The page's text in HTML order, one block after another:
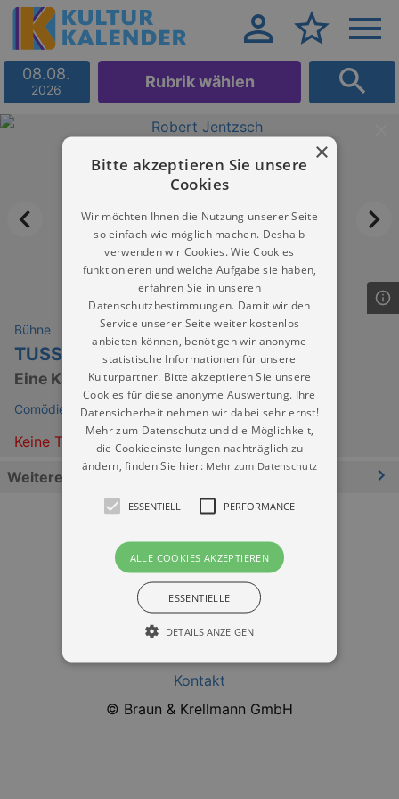
08.08.
2026 Rubrik wählen
Bühne
TUSSIPARK
Eine Karaokekomödie von Christian Kühn
Comödie im Schloss - Elbschloss Übigau
Keine Termine
Weitere Informationen
Datenschutz
Kontakt
© Braun & Krellmann GmbH
×
Bitte akzeptieren Sie unsere
Cookies
Wir möchten Ihnen die Nutzung unserer Seite
so einfach wie möglich machen. Deshalb
verwenden wir Cookies. Wie Cookies
funktionieren und welche Aufgabe sie haben,
erfahren Sie in unseren
Datenschutzbestimmungen. Damit wir den
Service unserer Seite weiter kostenlos
anbieten können, benötigen wir anonyme
statistische Informationen für unsere
Kulturpartner. Bitte akzeptieren Sie unsere
Cookies für diese anonyme Auswertung. Ihre
Datensicherheit nehmen wir dabei sehr ernst!
Mehr zum Datenschutz und die Möglichkeit,
die Cookieeinstellungen nachträglich zu
ändern, finden Sie hier: Mehr zum Datenschutz
ESSENTIELL PERFORMANCE
ALLE COOKIES AKZEPTIEREN
ESSENTIELLE
DETAILS ANZEIGEN